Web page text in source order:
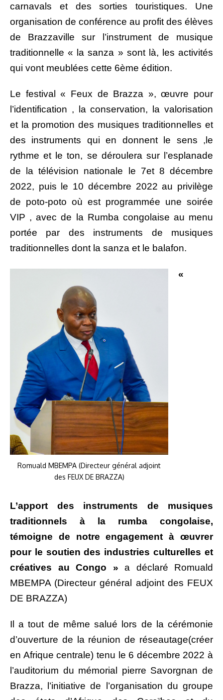
carnavals et des sorties touristiques. Une
organisation de conférence au profit des élèves
de Brazzaville sur l’instrument de musique
traditionnelle « la sanza » sont là, les activités
qui vont meublées cette 6ème édition.
Le festival « Feux de Brazza », œuvre pour
l’identification , la conservation, la valorisation
et la promotion des musiques traditionnelles et
des instruments qui en donnent le sens ,le
rythme et le ton, se déroulera sur l’esplanade
de la télévision nationale le 7et 8 décembre
2022, puis le 10 décembre 2022 au privilège
de poto-poto où est programmée une soirée
VIP , avec de la Rumba congolaise au menu
portée par des instruments de musiques
traditionnelles dont la sanza et le balafon.
Romuald MBEMPA (Directeur général adjoint
des FEUX DE BRAZZA)
«
L’apport des instruments de musiques
traditionnels à la rumba congolaise,
témoigne de notre engagement à œuvrer
pour le soutien des industries culturelles et
créatives au Congo » a déclaré Romuald
MBEMPA (Directeur général adjoint des FEUX
DE BRAZZA)
Il a tout de même salué lors de la cérémonie
d’ouverture de la réunion de réseautage(créer
en Afrique centrale) tenu le 6 décembre 2022 à
l’auditorium du mémorial pierre Savorgnan de
Brazza, l’initiative de l’organisation du groupe